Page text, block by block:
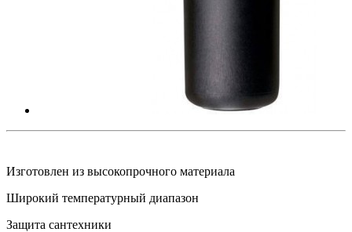
Изготовлен из высокопрочного материала
Широкий температурный диапазон
Защита сантехники